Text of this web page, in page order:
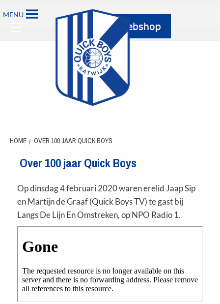
naar
MENU
Primary
HOME OVER 100 JAAR QUICK BOYS
Over 100 jaar Quick Boys
Op dinsdag 4 februari 2020 waren erelid Jaap Sip
en Martijn de Graaf (Quick Boys TV) te gast bij
Langs De Lijn En Omstreken, op NPO Radio 1.